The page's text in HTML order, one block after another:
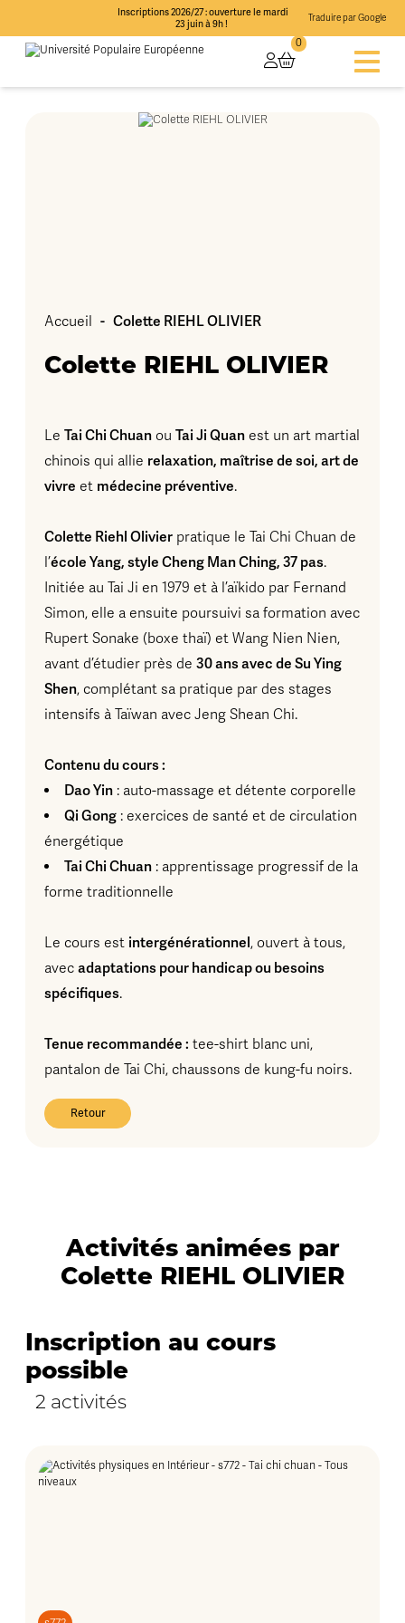
Inscriptions 2026/27 : ouverture le mardi
23 juin à 9h !
Traduire par Google
0
Accueil - Colette RIEHL OLIVIER
Colette RIEHL OLIVIER
Le Tai Chi Chuan ou Tai Ji Quan est un art martial
chinois qui allie relaxation, maîtrise de soi, art de
vivre et médecine préventive.
Colette Riehl Olivier pratique le Tai Chi Chuan de
l’école Yang, style Cheng Man Ching, 37 pas.
Initiée au Tai Ji en 1979 et à l’aïkido par Fernand
Simon, elle a ensuite poursuivi sa formation avec
Rupert Sonake (boxe thaï) et Wang Nien Nien,
avant d’étudier près de 30 ans avec de Su Ying
Shen, complétant sa pratique par des stages
intensifs à Taïwan avec Jeng Shean Chi.
Contenu du cours :
Dao Yin: auto-massage et détente corporelle
Qi Gong: exercices de santé et de circulation
énergétique
Tai Chi Chuan: apprentissage progressif de la
forme traditionnelle
Le cours est intergénérationnel, ouvert à tous,
avec adaptations pour handicap ou besoins
spécifiques.
Tenue recommandée : tee-shirt blanc uni,
pantalon de Tai Chi, chaussons de kung-fu noirs.
Retour
Activités animées par
Colette RIEHL OLIVIER
Inscription au cours
possible
2 activités